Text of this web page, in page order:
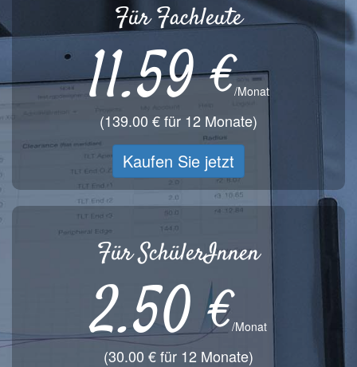
Für Fachleute
11.59 €/Monat
(139.00 € für 12 Monate)
Kaufen Sie jetzt
Für SchülerInnen
2.50 €/Monat
(30.00 € für 12 Monate)